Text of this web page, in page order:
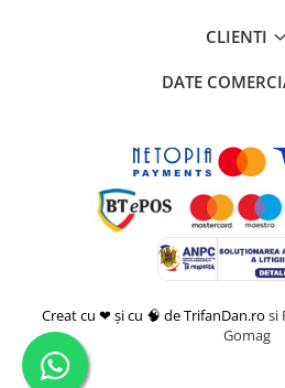
CLIENTI
DATE
Creat cu ❤ și cu 🧠 de TrifanDan.ro si
Gomag